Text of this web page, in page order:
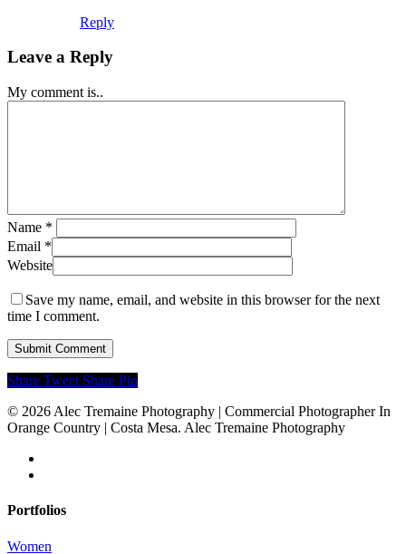
Reply
Leave a Reply
My comment is..
Name *
Email *
Website
Save my name, email, and website in this browser for the next
time I comment.
Share Tweet Share Pin
© 2026 Alec Tremaine Photography | Commercial Photographer In
Orange Country | Costa Mesa. Alec Tremaine Photography
Portfolios
Women